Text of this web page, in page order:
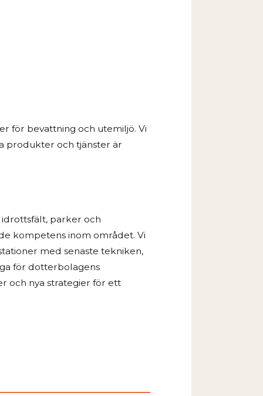
för bevattning och utemiljö. Vi
produkter och tjänster är
parker och
kompetens inom området. Vi
med senaste tekniken,
för dotterbolagens
och nya strategier för ett